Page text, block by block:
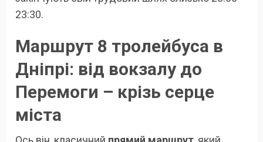
23:30.
Маршрут 8 тролейбуса в
Дніпрі: від вокзалу до
Перемоги – крізь серце
міста